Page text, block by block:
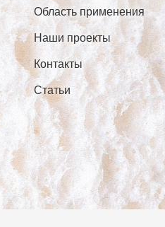
Область применения
Наши проекты
Контакты
Cтатьи